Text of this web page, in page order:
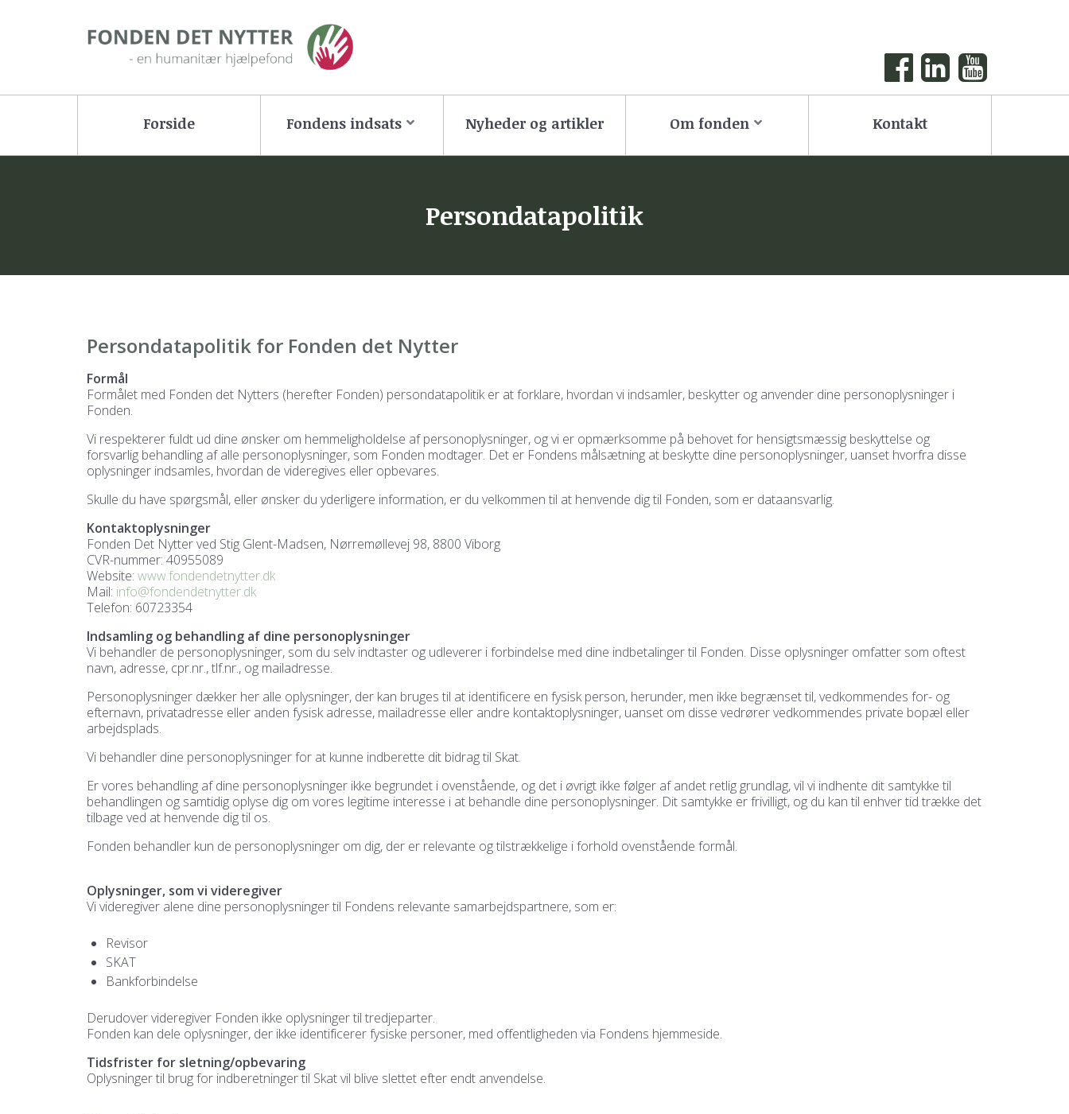
Forside Fondens indsats Nyheder og artikler Om fonden Kontakt
Persondatapolitik
Persondatapolitik for Fonden det Nytter
Formål
Formålet med Fonden det Nytters (herefter Fonden) persondatapolitik er at forklare, hvordan vi indsamler, beskytter og anvender dine personoplysninger i
Fonden.
Vi respekterer fuldt ud dine ønsker om hemmeligholdelse af personoplysninger, og vi er opmærksomme på behovet for hensigtsmæssig beskyttelse og
forsvarlig behandling af alle personoplysninger, som Fonden modtager. Det er Fondens målsætning at beskytte dine personoplysninger, uanset hvorfra disse
oplysninger indsamles, hvordan de videregives eller opbevares.
Skulle du have spørgsmål, eller ønsker du yderligere information, er du velkommen til at henvende dig til Fonden, som er dataansvarlig.
Kontaktoplysninger
Fonden Det Nytter ved Stig Glent-Madsen, Nørremøllevej 98, 8800 Viborg
CVR-nummer: 40955089
Website: www.fondendetnytter.dk
Mail: info@fondendetnytter.dk
Telefon: 60723354
Indsamling og behandling af dine personoplysninger
Vi behandler de personoplysninger, som du selv indtaster og udleverer i forbindelse med dine indbetalinger til Fonden. Disse oplysninger omfatter som oftest
navn, adresse, cpr.nr., tlf.nr., og mailadresse.
Personoplysninger dækker her alle oplysninger, der kan bruges til at identificere en fysisk person, herunder, men ikke begrænset til, vedkommendes for- og
efternavn, privatadresse eller anden fysisk adresse, mailadresse eller andre kontaktoplysninger, uanset om disse vedrører vedkommendes private bopæl eller
arbejdsplads.
Vi behandler dine personoplysninger for at kunne indberette dit bidrag til Skat.
Er vores behandling af dine personoplysninger ikke begrundet i ovenstående, og det i øvrigt ikke følger af andet retlig grundlag, vil vi indhente dit samtykke til
behandlingen og samtidig oplyse dig om vores legitime interesse i at behandle dine personoplysninger. Dit samtykke er frivilligt, og du kan til enhver tid trække det
tilbage ved at henvende dig til os.
Fonden behandler kun de personoplysninger om dig, der er relevante og tilstrækkelige i forhold ovenstående formål.
Oplysninger, som vi videregiver
Vi videregiver alene dine personoplysninger til Fondens relevante samarbejdspartnere, som er:
Revisor
SKAT
Bankforbindelse
Derudover videregiver Fonden ikke oplysninger til tredjeparter.
Fonden kan dele oplysninger, der ikke identificerer fysiske personer, med offentligheden via Fondens hjemmeside.
Tidsfrister for sletning/opbevaring
Oplysninger til brug for indberetninger til Skat vil blive slettet efter endt anvendelse.